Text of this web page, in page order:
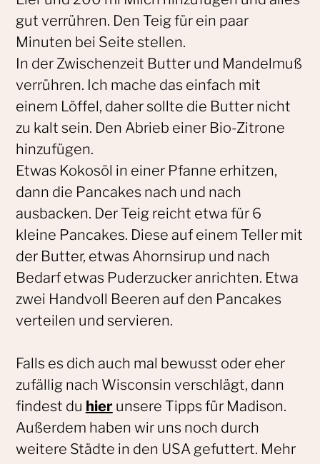
gut verrühren. Den Teig für ein paar
Minuten bei Seite stellen.
In der Zwischenzeit Butter und Mandelmuß
verrühren. Ich mache das einfach mit
einem Löffel, daher sollte die Butter nicht
zu kalt sein. Den Abrieb einer Bio-Zitrone
hinzufügen.
Etwas Kokosöl in einer Pfanne erhitzen,
dann die Pancakes nach und nach
ausbacken. Der Teig reicht etwa für 6
kleine Pancakes. Diese auf einem Teller mit
der Butter, etwas Ahornsirup und nach
Bedarf etwas Puderzucker anrichten. Etwa
zwei Handvoll Beeren auf den Pancakes
verteilen und servieren.
Falls es dich auch mal bewusst oder eher
zufällig nach Wisconsin verschlägt, dann
findest du hier unsere Tipps für Madison.
Außerdem haben wir uns noch durch
weitere Städte in den USA gefuttert. Mehr